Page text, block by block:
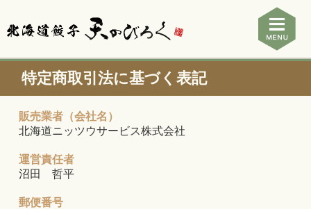
特定商取引法に基づく表記
販売業者（会社名）
北海道ニッツウサービス株式会社
運営責任者
沼田 哲平
郵便番号